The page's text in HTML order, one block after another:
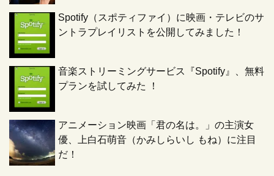
Spotify（スポティファイ）に映画・テレビのサ
ントラプレイリストを公開してみました！
音楽ストリーミングサービス『Spotify』、無料
プランを試してみた ！
アニメーション映画「君の名は。」の主演女
優、上白石萌音（かみしらいし もね）に注目
だ！